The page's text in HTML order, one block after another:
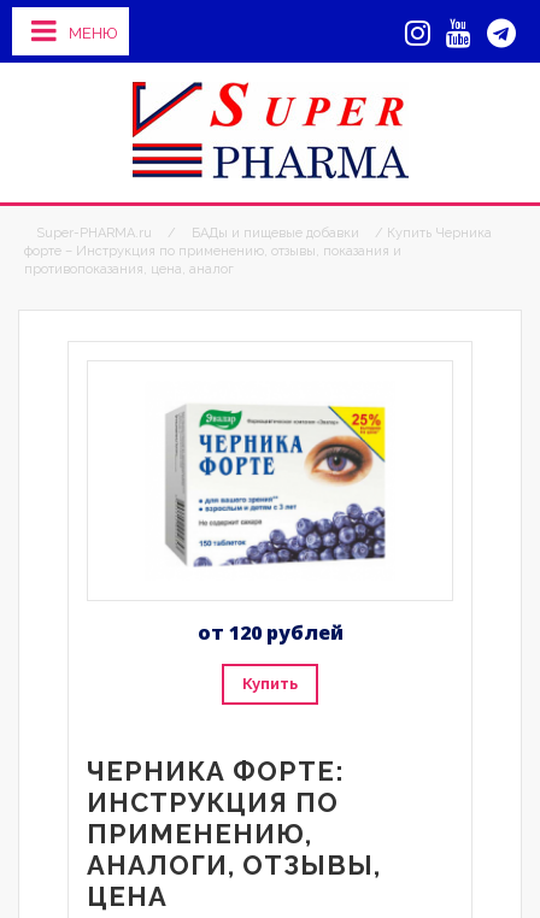
МЕНЮ
Super-PHARMA.ru / БАДы и пищевые добавки
/ Купить Черника
форте – Инструкция по применению, отзывы, показания и
противопоказания, цена, аналог
от 120 рублей
Купить
ЧЕРНИКА ФОРТЕ:
ИНСТРУКЦИЯ ПО
ПРИМЕНЕНИЮ,
АНАЛОГИ, ОТЗЫВЫ,
ЦЕНА